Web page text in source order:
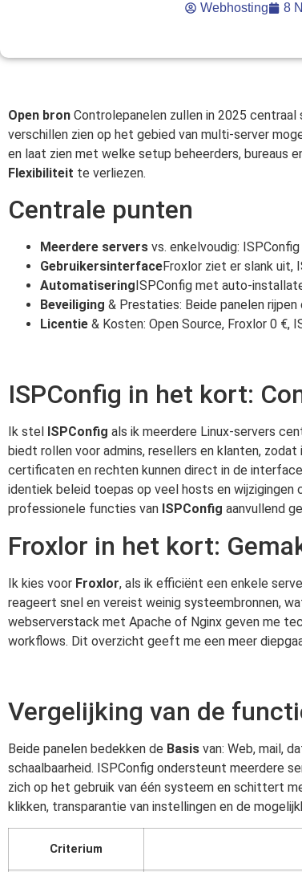
Webhosting 8
Open bron Controlepanelen zullen in 2025
verschillen zien op het gebied van multi-server
en laat zien met welke setup beheerders, bureaus
Flexibiliteit te verliezen.
Centrale punten
Meerdere servers vs. enkelvoudig:
GebruikersinterfaceFroxlor ziet er slank uit,
Automatisering ISPConfig met auto-
Beveiliging & Prestaties: Beide panelen
Licentie & Kosten: Open Source, Froxlor 0 €,
ISPConfig in het kort:
Ik stel ISPConfig als ik meerdere Linux-servers
biedt rollen voor admins, resellers en klanten,
certificaten en rechten kunnen direct in de
identiek beleid toepas op veel hosts en
professionele functies van ISPConfig aanvullend
Froxlor in het kort:
Ik kies voor Froxlor, als ik efficiënt een enkele
reageert snel en vereist weinig systeembronnen,
webserverstack met Apache of Nginx geven me
workflows. Dit overzicht geeft me een meer
Vergelijking van de
Beide panelen bedekken de Basis van: Web, mail,
schaalbaarheid. ISPConfig ondersteunt meerdere
zich op het gebruik van één systeem en schittert
klikken, transparantie van instellingen en de
Criterium